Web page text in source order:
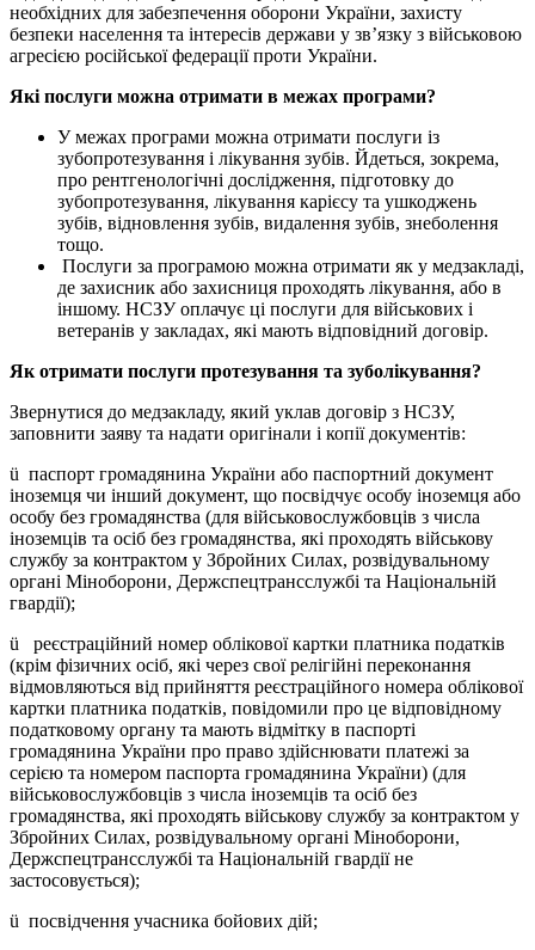
необхідних для забезпечення оборони України, захисту
безпеки населення та інтересів держави у зв’язку з військовою
агресією російської федерації проти України.
Які послуги можна отримати в межах програми?
У межах програми можна отримати послуги із
зубопротезування і лікування зубів. Йдеться, зокрема,
про рентгенологічні дослідження, підготовку до
зубопротезування, лікування карієсу та ушкоджень
зубів, відновлення зубів, видалення зубів, знеболення
тощо.
Послуги за програмою можна отримати як у медзакладі,
де захисник або захисниця проходять лікування, або в
іншому. НСЗУ оплачує ці послуги для військових і
ветеранів у закладах, які мають відповідний договір.
Як отримати послуги протезування та зуболікування?
Звернутися до медзакладу, який уклав договір з НСЗУ,
заповнити заяву та надати оригінали і копії документів:
ü паспорт громадянина України або паспортний документ
іноземця чи інший документ, що посвідчує особу іноземця або
особу без громадянства (для військовослужбовців з числа
іноземців та осіб без громадянства, які проходять військову
службу за контрактом у Збройних Силах, розвідувальному
органі Міноборони, Держспецтрансслужбі та Національній
гвардії);
ü реєстраційний номер облікової картки платника податків
(крім фізичних осіб, які через свої релігійні переконання
відмовляються від прийняття реєстраційного номера облікової
картки платника податків, повідомили про це відповідному
податковому органу та мають відмітку в паспорті
громадянина України про право здійснювати платежі за
серією та номером паспорта громадянина України) (для
військовослужбовців з числа іноземців та осіб без
громадянства, які проходять військову службу за контрактом у
Збройних Силах, розвідувальному органі Міноборони,
Держспецтрансслужбі та Національній гвардії не
застосовується);
ü посвідчення учасника бойових дій;